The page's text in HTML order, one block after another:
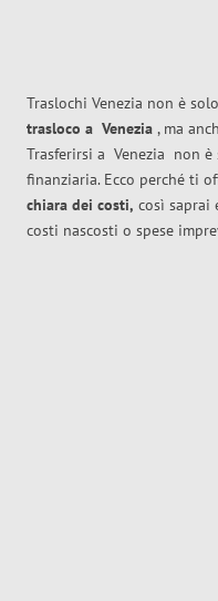
Traslochi Venezia non è
trasloco a Venezia , ma
Trasferirsi a Venezia non è
finanziaria. Ecco perché ti
chiara dei costi, così saprai
costi nascosti o spese